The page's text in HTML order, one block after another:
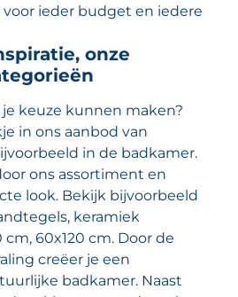
ieder budget en iedere
onze
keuze kunnen maken?
in ons aanbod van
in de badkamer.
ons assortiment en
look. Bekijk bijvoorbeeld
keramiek
60x120 cm. Door de
creëer je een
badkamer. Naast